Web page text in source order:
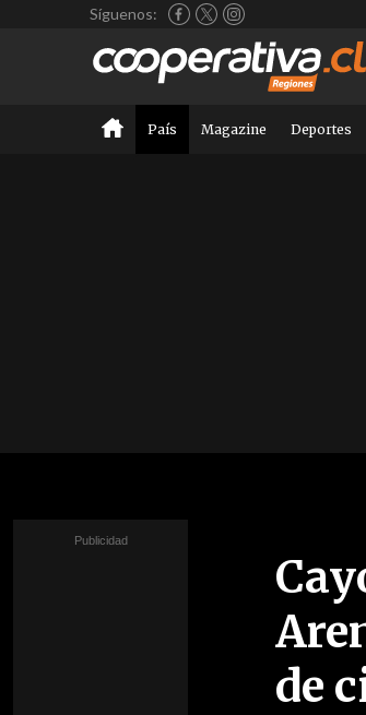
Síguenos:
País Magazine Deportes
de